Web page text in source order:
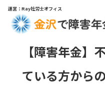
運営：Ray社労士オフィス
【障害年金】
ている方から